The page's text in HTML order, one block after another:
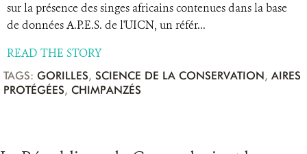
sur la présence des singes africains contenues dans la base
de données A.P.E.S. de l'UICN, un référ...
READ THE STORY
TAGS: GORILLES, SCIENCE DE LA CONSERVATION, AIRES
PROTÉGÉES, CHIMPANZÉS